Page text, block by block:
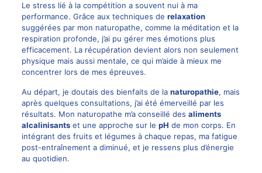
Le stress lié à la compétition a souvent nui à ma
performance. Grâce aux techniques de relaxation
suggérées par mon naturopathe, comme la méditation et la
respiration profonde, j’ai pu gérer mes émotions plus
efficacement. La récupération devient alors non seulement
physique mais aussi mentale, ce qui m’aide à mieux me
concentrer lors de mes épreuves.
Au départ, je doutais des bienfaits de la naturopathie, mais
après quelques consultations, j’ai été émerveillé par les
résultats. Mon naturopathe m’a conseillé des aliments
alcalinisantset une approche sur le pH de mon corps. En
intégrant des fruits et légumes à chaque repas, ma fatigue
post-entraînement a diminué, et je ressens plus d’énergie
au quotidien.